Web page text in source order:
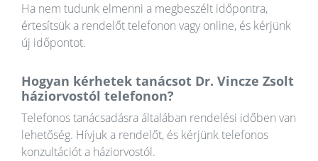
Ha nem tudunk elmenni a megbeszélt időpontra,
értesítsük a rendelőt telefonon vagy online, és kérjünk
új időpontot.
Hogyan kérhetek tanácsot Dr. Vincze Zsolt
háziorvostól telefonon?
Telefonos tanácsadásra általában rendelési időben van
lehetőség. Hívjuk a rendelőt, és kérjünk telefonos
konzultációt a háziorvostól.